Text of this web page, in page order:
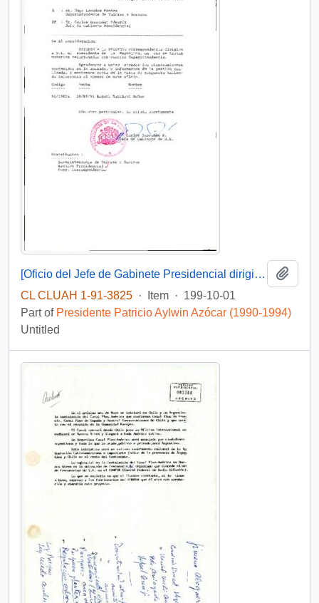
[Oficio del Jefe de Gabinete Presidencial dirigido al Superintendente de Valores y Seguros]
CL CLUAH 1-91-3825 · Item · 199-10-01
Part of Presidente Patricio Aylwin Azócar (1990-1994)
Untitled